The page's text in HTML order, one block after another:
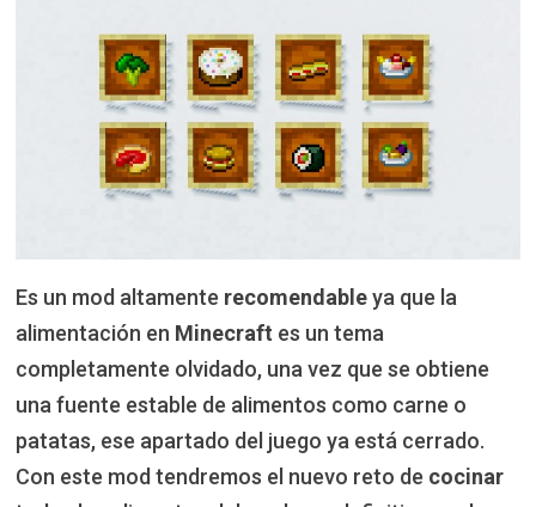
Es un mod altamente recomendableya que la
alimentación en Minecraft es un tema
completamente olvidado, una vez que se obtiene
una fuente estable de alimentos como carne o
patatas, ese apartado del juego ya está cerrado.
Con este mod tendremos el nuevo reto de cocinar